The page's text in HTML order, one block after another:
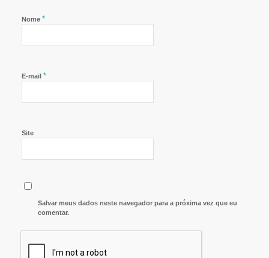
Nome *
E-mail *
Site
Salvar meus dados neste navegador para a próxima vez que eu
comentar.